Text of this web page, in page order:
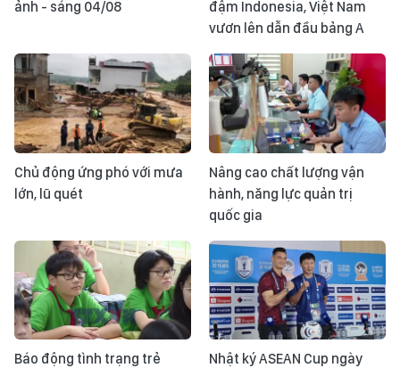
ảnh - sáng 04/08
đậm Indonesia, Việt Nam
vươn lên dẫn đầu bảng A
Chủ động ứng phó với mưa
lớn, lũ quét
Nâng cao chất lượng vận
hành, năng lực quản trị
quốc gia
Báo động tình trạng trẻ
Nhật ký ASEAN Cup ngày